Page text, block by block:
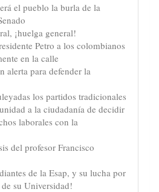
el pueblo la burla de la
¡huelga general!
Petro a los colombianos
en la calle
alerta para defender la
los partidos tradicionales
a la ciudadanía de decidir
laborales con la
del profesor Francisco
de la Esap, y su lucha por
su Universidad!